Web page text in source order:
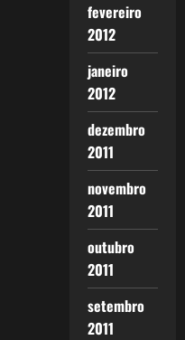
fevereiro
2012
janeiro
2012
dezembro
2011
novembro
2011
outubro
2011
setembro
2011